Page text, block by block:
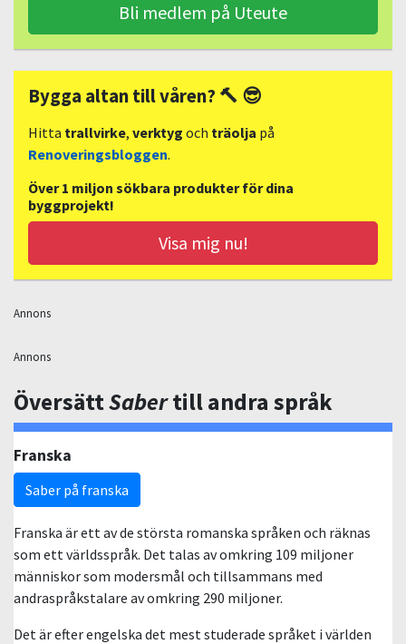
Bli medlem på Uteute
Bygga altan till våren? 🔨 😎
Hitta trallvirke, verktyg och träolja på
Renoveringsbloggen.
Över 1 miljon sökbara produkter för dina
byggprojekt!
Visa mig nu!
Annons
Annons
ÖversättSabertill andra språk
Franska
Saber på franska
Franska är ett av de största romanska språken och räknas
som ett världsspråk. Det talas av omkring 109 miljoner
människor som modersmål och tillsammans med
andraspråkstalare av omkring 290 miljoner.
Det är efter engelska det mest studerade språket i världen